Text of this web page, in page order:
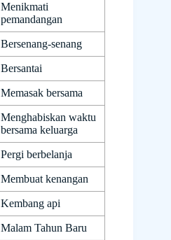
Menikmati
pemandangan
Bersenang-senang
Bersantai
Memasak bersama
Menghabiskan waktu
bersama keluarga
Pergi berbelanja
Membuat kenangan
Kembang api
Malam Tahun Baru